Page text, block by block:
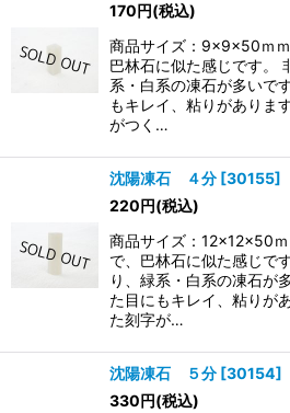
絞り込む
170円(税込)
商品サイズ：9×9×50ｍｍ
巴林石に似た感じです。
系・白系の凍石が多いで
もキレイ、粘りがありま
がつく…
沈陽凍石 ４分 [30155]
220円(税込)
商品サイズ：12×12×50
で、巴林石に似た感じで
り、緑系・白系の凍石が
た目にもキレイ、粘りが
た刻字が…
沈陽凍石 ５分 [30154]
330円(税込)